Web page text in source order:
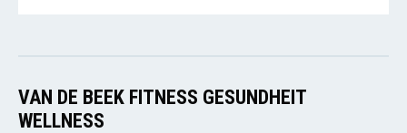
VAN DE BEEK FITNESS GESUNDHEIT
WELLNESS